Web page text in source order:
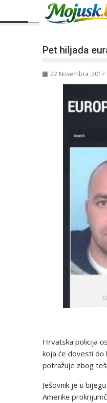
Pet hiljada
22 Novembra, 2017
Hrvatska policija
koja će dovesti do
potražuje zbog
Ješovnik je u
Amerike